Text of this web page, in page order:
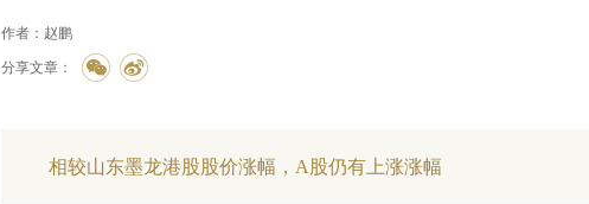
作者：赵鹏
分享文章：
相较山东墨龙港股股价涨幅，A股仍有上涨涨幅